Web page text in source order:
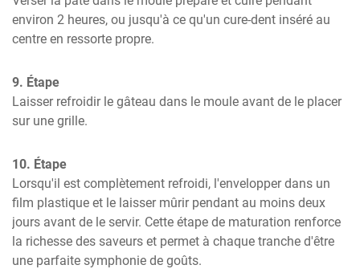
environ 2 heures, ou jusqu'à ce qu'un cure-dent inséré au
centre en ressorte propre.
9. Étape
Laisser refroidir le gâteau dans le moule avant de le placer
sur une grille.
10. Étape
Lorsqu'il est complètement refroidi, l'envelopper dans un
film plastique et le laisser mûrir pendant au moins deux
jours avant de le servir. Cette étape de maturation renforce
la richesse des saveurs et permet à chaque tranche d'être
une parfaite symphonie de goûts.